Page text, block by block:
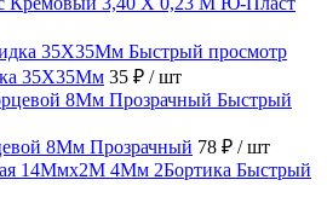
Быстрый просмотр
35X35Мм 35 ₽ / шт
Быстрый
8Мм Прозрачный 78 ₽ / шт
Быстрый